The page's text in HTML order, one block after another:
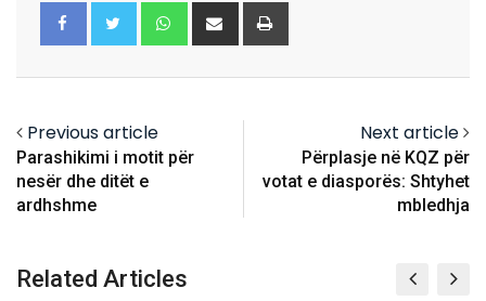
Whatsapp
Share
via
Previous article
Parashikimi i motit për
nesër dhe ditët e
ardhshme
Next article
Përplasje në KQZ për
votat e diasporës: Shtyhet
mbledhja
Related Articles